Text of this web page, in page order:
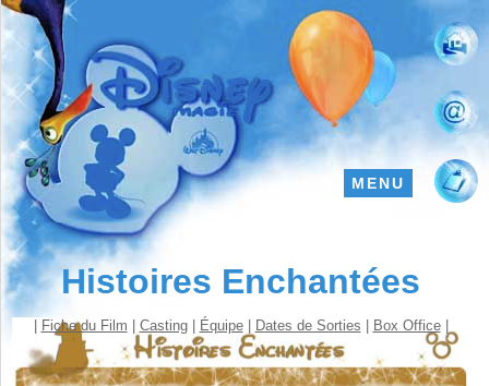
Histoires Enchantées
MENU
Fiche du Film Casting| Équipe| Dates de Sorties Box Office|